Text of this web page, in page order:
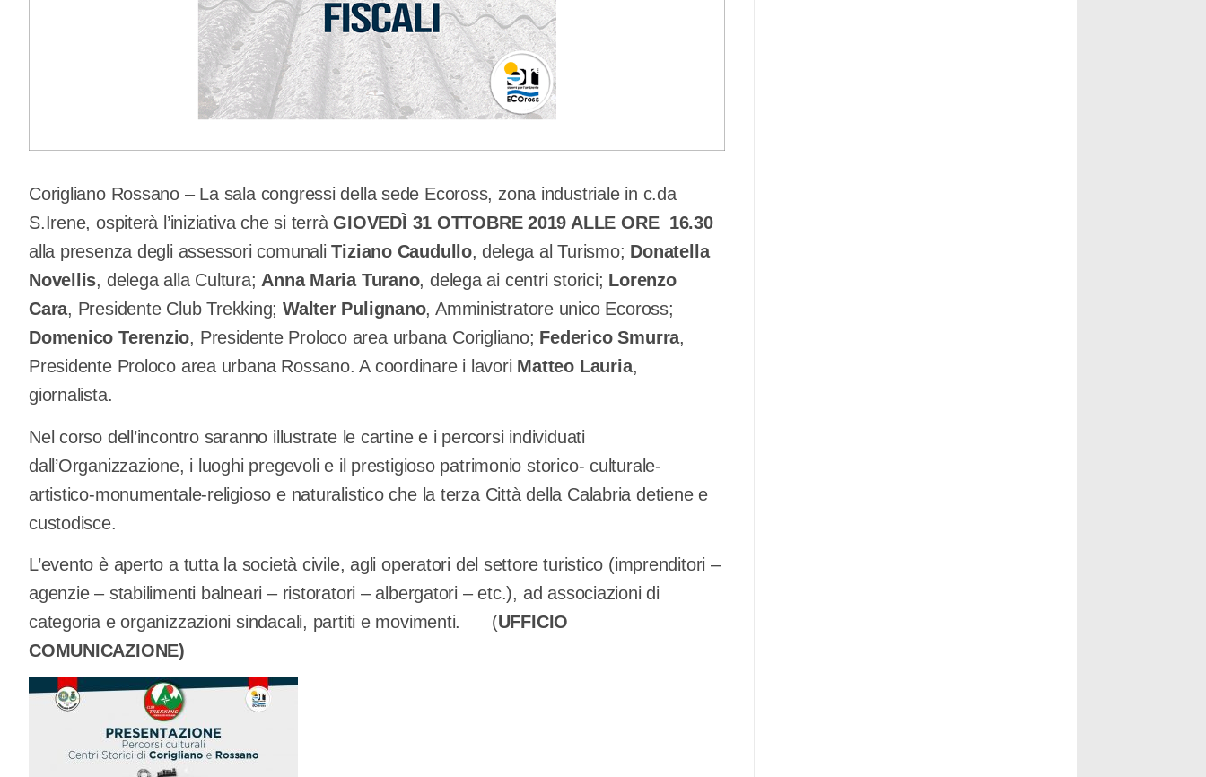
Corigliano Rossano – La sala congressi della sede Ecoross, zona industriale in c.da
S.Irene, ospiterà l’iniziativa che si terràGIOVEDÌ 31 OTTOBRE 2019 ALLE ORE 16.30
alla presenza degli assessori comunaliTiziano Caudullo, delega al Turismo; Donatella
Novellis, delega alla Cultura; Anna Maria Turano, delega ai centri storici; Lorenzo
Cara, Presidente Club Trekking; Walter Pulignano, Amministratore unico Ecoross;
Domenico Terenzio, Presidente Proloco area urbana Corigliano; Federico Smurra,
Presidente Proloco area urbana Rossano. A coordinare i lavori Matteo Lauria,
giornalista.
Nel corso dell’incontro saranno illustrate le cartine e i percorsi individuati
dall’Organizzazione, i luoghi pregevoli e il prestigioso patrimonio storico- culturale-
artistico-monumentale-religioso e naturalistico che la terza Città della Calabria detiene e
custodisce.
L’evento è aperto a tutta la società civile, agli operatori del settore turistico (imprenditori –
agenzie – stabilimenti balneari – ristoratori – albergatori – etc.), ad associazioni di
categoria e organizzazioni sindacali, partiti e movimenti. (UFFICIO
COMUNICAZIONE)